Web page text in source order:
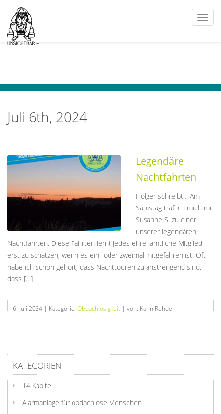
Juli 6th, 2024
Legendäre
Nachtfahrten
Holger schreibt… Am
Samstag traf ich mich mit
Susanne S. zu einer
unserer legendären
Nachtfahrten. Diese Fahrten lernt jedes ehrenamtliche Mitglied
erst zu schätzen, wenn es ein- oder zweimal mitgefahren ist. Oft
habe ich schon gehört, dass Nachttouren zu anstrengend sind,
dass […]
6. Juli 2024 | Kategorie: Obdachlosigkeit | von: Karin Rehder
KATEGORIEN
14 Kapitel
Alarmanlage für obdachlose Menschen